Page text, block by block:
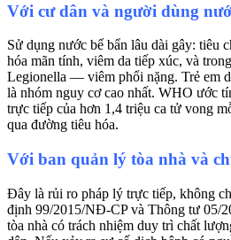
Với cư dân và người dùng
Sử dụng nước bể bẩn lâu dài gây: tiêu
hóa mãn tính, viêm da tiếp xúc, và
Legionella — viêm phổi nặng. Trẻ em
là nhóm nguy cơ cao nhất. WHO ước
trực tiếp của hơn 1,4 triệu ca tử vong
qua đường tiêu hóa.
Với ban quản lý tòa nhà và
Đây là rủi ro pháp lý trực tiếp, không
định 99/2015/NĐ-CP và Thông tư 05/
tòa nhà có trách nhiệm duy trì chất